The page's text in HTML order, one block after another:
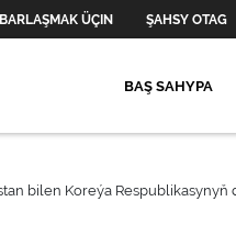
ÜÇIN ŞAHSY OTAG
BAŞ SAHYPA
bilen Koreýa